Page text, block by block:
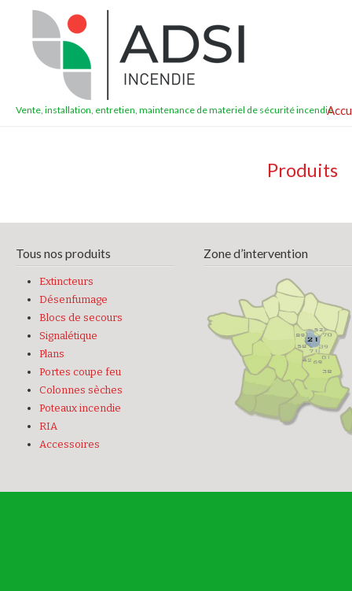
Vente, installation, entretien, maintenance de materiel de sécurité incendie
Produits
Tous nos produits
Extincteurs
Désenfumage
Blocs de secours
Signalétique
Plans
Portes coupe feu
Colonnes sèches
Poteaux incendie
RIA
Accessoires
Zone d’intervention